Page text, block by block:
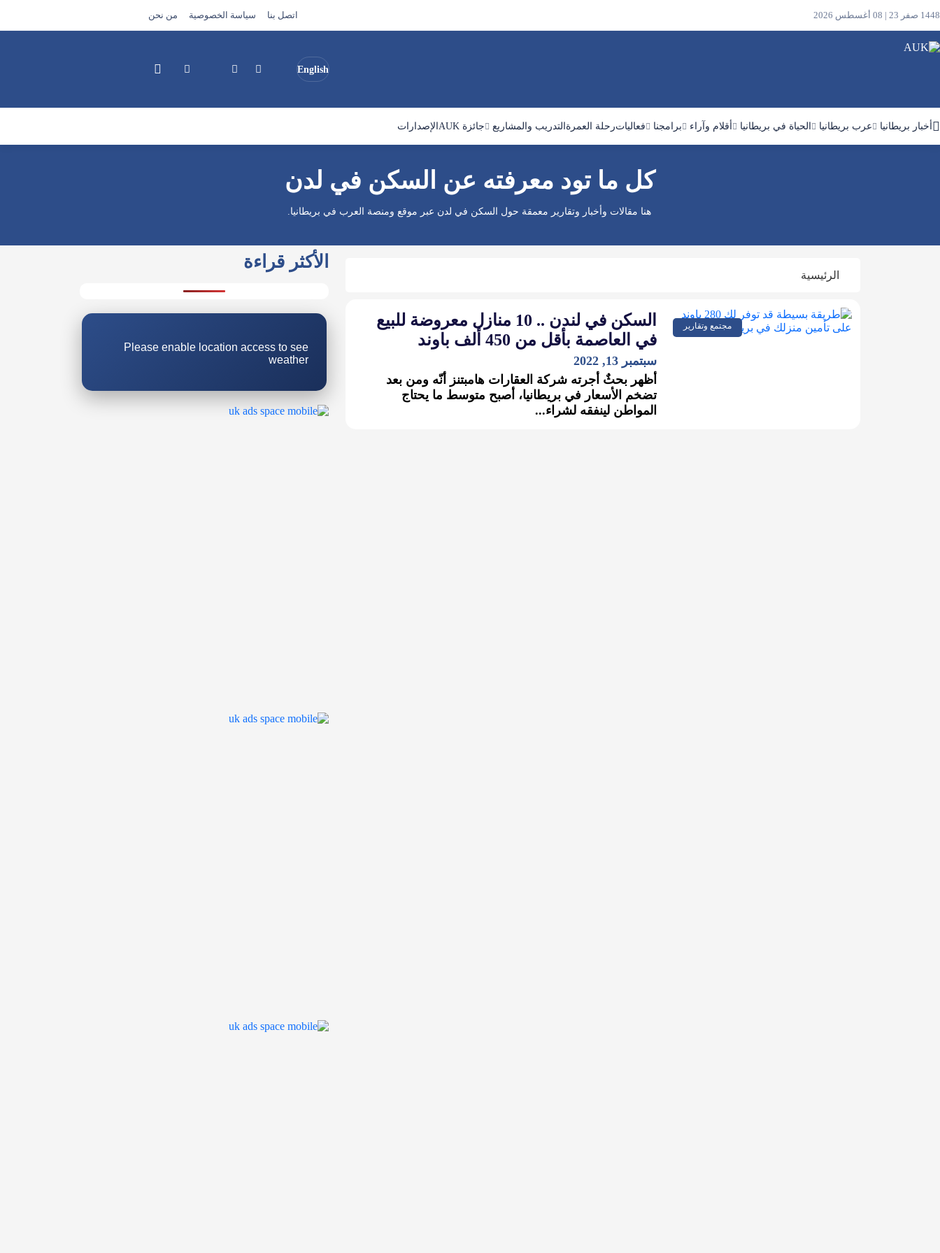
1448 صفر 23 | 08 أغسطس 2026 اتصل بنا سياسة الخصوصية من نحن
English
أخبار بريطانيا عرب بريطانيا الحياة في بريطانيا أقلام وآراء برامجنا فعالياترحلة العمرة التدريب والمشاريع جائزة AUK الإصدارات
كل ما تود معرفته عن السكن في لدن
هنا مقالات وأخبار وتقارير معمقة حول السكن في لدن عبر موقع ومنصة العرب في بريطانيا.
الرئيسية
مجتمع وتقارير
السكن في لندن .. 10 منازل معروضة للبيع
في العاصمة بأقل من 450 ألف باوند
سبتمبر 13, 2022
أظهر بحثٌ أجرته شركة العقارات هامبتنز أنّه ومن بعد
تضخم الأسعار في بريطانيا، أصبح متوسط ما يحتاج
المواطن لينفقه لشراء...
الأكثر قراءة
Please enable location access to see
weather